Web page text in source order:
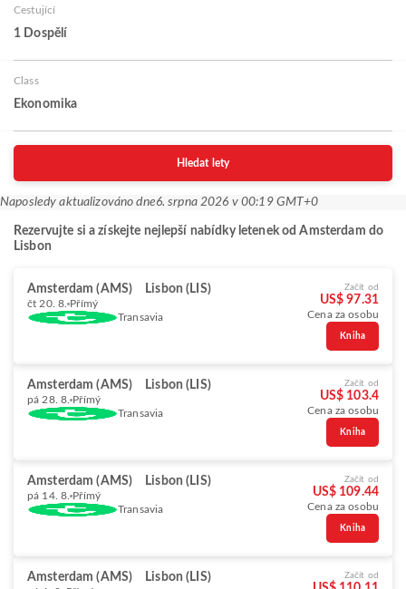
Cestující
1 Dospělí
Class
Ekonomika
Hledat lety
Naposledy aktualizováno dne6. srpna 2026 v 00:19 GMT+0
Rezervujte si a získejte nejlepší nabídky letenek od Amsterdam do
Lisbon
Amsterdam (AMS) Lisbon (LIS)
čt 20. 8. Přímý
Transavia
Začít od
US$ 97.31
Cena za osobu
Kniha
Amsterdam (AMS) Lisbon (LIS)
pá 28. 8. Přímý
Transavia
Začít od
US$ 103.4
Cena za osobu
Kniha
Amsterdam (AMS) Lisbon (LIS)
pá 14. 8. Přímý
Transavia
Začít od
US$ 109.44
Cena za osobu
Kniha
Amsterdam (AMS) Lisbon (LIS) Začít od